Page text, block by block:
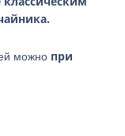
можно при